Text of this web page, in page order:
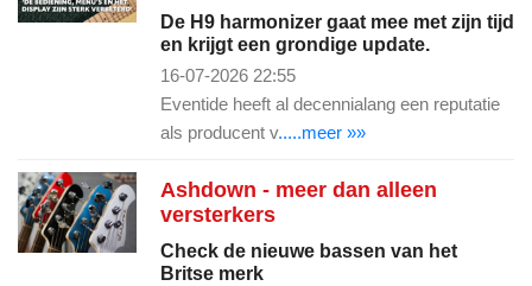
De H9 harmonizer gaat mee met zijn tijd
en krijgt een grondige update.
16-07-2026 22:55
Eventide heeft al decennialang een reputatie
als producent v.....meer »»
Ashdown - meer dan alleen
versterkers
Check de nieuwe bassen van het
Britse merk